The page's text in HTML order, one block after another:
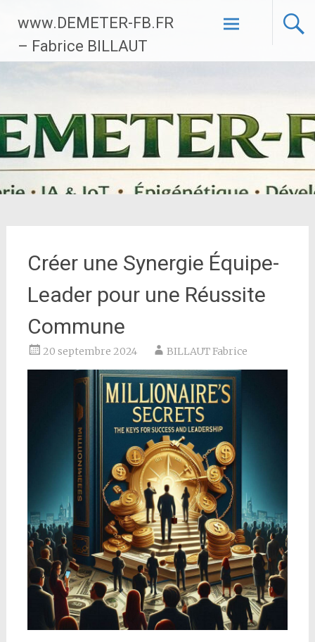
contenu
principal
www.DEMETER-FB.FR
– Fabrice BILLAUT
Créer une Synergie Équipe-
Leader pour une Réussite
Commune
20 septembre 2024 BILLAUT Fabrice